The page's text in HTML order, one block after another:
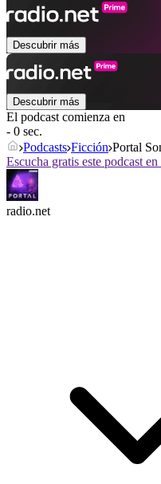
Descubrir más
Descubrir más
El podcast comienza en
- 0 sec.
Podcasts Ficción Portal
Escucha gratis este podcast
radio.net